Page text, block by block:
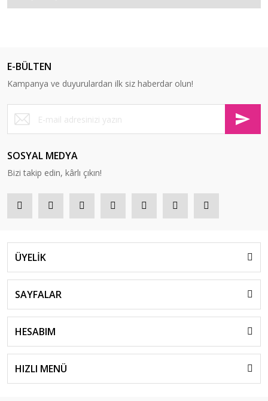
E-BÜLTEN
Kampanya ve duyurulardan ilk siz haberdar olun!
SOSYAL MEDYA
Bizi takip edin, kârlı çıkın!
ÜYELİK
SAYFALAR
HESABIM
HIZLI MENÜ